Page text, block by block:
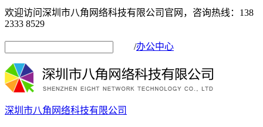
欢迎访问深圳市八角网络科技有限公司官网，咨询热线：138
2333 8529
/办公中心
深圳市八角网络科技有限公司